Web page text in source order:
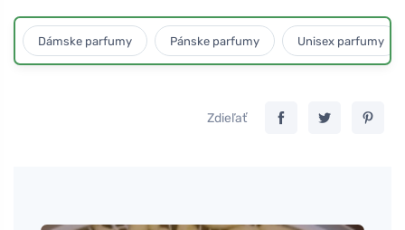
Dámske parfumy Pánske parfumy Unisex parfumy
Zdieľať